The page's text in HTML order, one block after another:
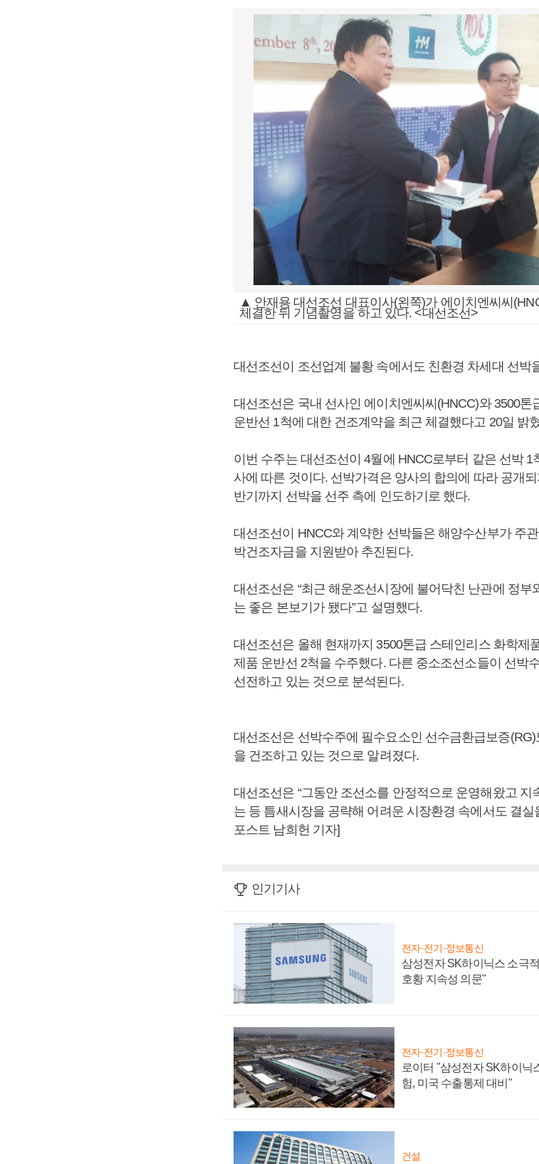
▲ 안재용 대선조선 대표이사(왼쪽)가 에이치엔씨씨
체결한 뒤 기념촬영을 하고 있다. <대선조선>
대선조선이 조선업계 불황 속에서도 친환경 차세대 선박
대선조선은 국내 선사인 에이치엔씨씨(HNCC)와 3500
운반선 1척에 대한 건조계약을 최근 체결했다고 20일 밝
이번 수주는 대선조선이 4월에 HNCC로부터 같은 선박
사에 따른 것이다. 선박가격은 양사의 합의에 따라 공개
반기까지 선박을 선주 측에 인도하기로 했다.
대선조선이 HNCC와 계약한 선박들은 해양수산부가 주
박건조자금을 지원받아 추진된다.
대선조선은 “최근 해운조선시장에 불어닥친 난관에 정부
는 좋은 본보기가 됐다”고 설명했다.
대선조선은 올해 현재까지 3500톤급 스테인리스 화학제
제품 운반선 2척을 수주했다. 다른 중소조선소들이 선박
선전하고 있는 것으로 분석된다.
대선조선은 선박수주에 필수요소인 선수금환급보증
을 건조하고 있는 것으로 알려졌다.
대선조선은 “그동안 조선소를 안정적으로 운영해왔고
는 등 틈새시장을 공략해 어려운 시장환경 속에서도 결실
포스트 남희헌 기자]
인기기사
전자·전기·정보통신
삼성전자 SK하이닉스 소극
호황 지속성 의문"
전자·전기·정보통신
로이터 "삼성전자 SK하이닉
험, 미국 수출통제 대비"
건설